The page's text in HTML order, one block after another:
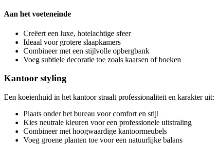
Aan het voeteneinde
Creëert een luxe, hotelachtige sfeer
Ideaal voor grotere slaapkamers
Combineer met een stijlvolle opbergbank
Voeg subtiele decoratie toe zoals kaarsen of boeken
Kantoor styling
Een koeienhuid in het kantoor straalt professionaliteit en karakter uit:
Plaats onder het bureau voor comfort en stijl
Kies neutrale kleuren voor een professionele uitstraling
Combineer met hoogwaardige kantoormeubels
Voeg groene planten toe voor een natuurlijke balans